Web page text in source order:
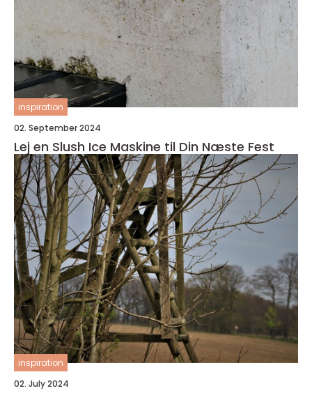
inspiration
02. September 2024
Lej en Slush Ice Maskine til Din Næste Fest
inspiration
02. July 2024